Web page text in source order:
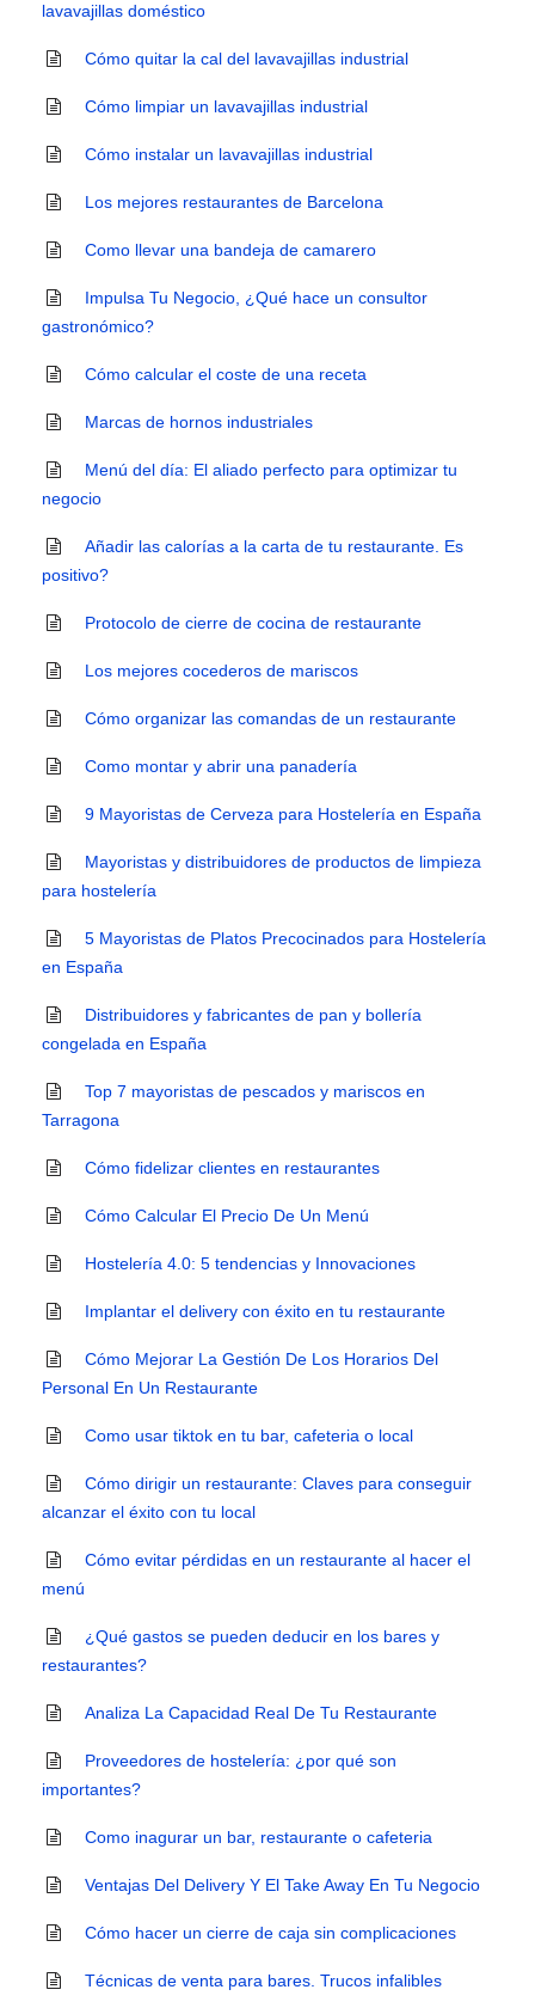
lavavajillas doméstico
Cómo quitar la cal del lavavajillas industrial
Cómo limpiar un lavavajillas industrial
Cómo instalar un lavavajillas industrial
Los mejores restaurantes de Barcelona
Como llevar una bandeja de camarero
Impulsa Tu Negocio, ¿Qué hace un consultor
gastronómico?
Cómo calcular el coste de una receta
Marcas de hornos industriales
Menú del día: El aliado perfecto para optimizar tu
negocio
Añadir las calorías a la carta de tu restaurante. Es
positivo?
Protocolo de cierre de cocina de restaurante
Los mejores cocederos de mariscos
Cómo organizar las comandas de un restaurante
Como montar y abrir una panadería
9 Mayoristas de Cerveza para Hostelería en España
Mayoristas y distribuidores de productos de limpieza
para hostelería
5 Mayoristas de Platos Precocinados para Hostelería
en España
Distribuidores y fabricantes de pan y bollería
congelada en España
Top 7 mayoristas de pescados y mariscos en
Tarragona
Cómo fidelizar clientes en restaurantes
Cómo Calcular El Precio De Un Menú
Hostelería 4.0: 5 tendencias y Innovaciones
Implantar el delivery con éxito en tu restaurante
Cómo Mejorar La Gestión De Los Horarios Del
Personal En Un Restaurante
Como usar tiktok en tu bar, cafeteria o local
Cómo dirigir un restaurante: Claves para conseguir
alcanzar el éxito con tu local
Cómo evitar pérdidas en un restaurante al hacer el
menú
¿Qué gastos se pueden deducir en los bares y
restaurantes?
Analiza La Capacidad Real De Tu Restaurante
Proveedores de hostelería: ¿por qué son
importantes?
Como inagurar un bar, restaurante o cafeteria
Ventajas Del Delivery Y El Take Away En Tu Negocio
Cómo hacer un cierre de caja sin complicaciones
Técnicas de venta para bares. Trucos infalibles